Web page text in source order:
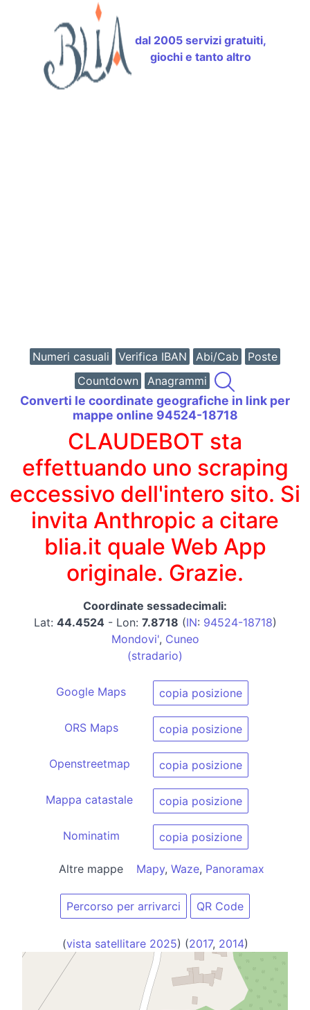
dal 2005 servizi gratuiti,
giochi e tanto altro
Numeri casuali Verifica IBAN Abi/Cab
Poste
Countdown
Anagrammi
Converti le coordinate geografiche in link per
mappe online 94524-18718
CLAUDEBOT sta
effettuando uno scraping
eccessivo dell'intero sito. Si
invita Anthropic a citare
blia.it quale Web App
originale. Grazie.
Coordinate sessadecimali:
Lat: 44.4524- Lon: 7.8718 (IN: 94524-18718)
Mondovi', Cuneo
(stradario)
Google Maps copia posizione
ORS Maps copia posizione
Openstreetmap copia posizione
Mappa catastale copia posizione
Nominatim copia posizione
Altre mappe Mapy, Waze, Panoramax
Percorso per arrivarci QR Code
(vista satellitare 2025) (2017, 2014)